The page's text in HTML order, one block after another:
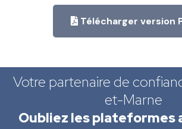
Télécharger version
Votre partenaire de
et-Marne
Oubliez les plateformes